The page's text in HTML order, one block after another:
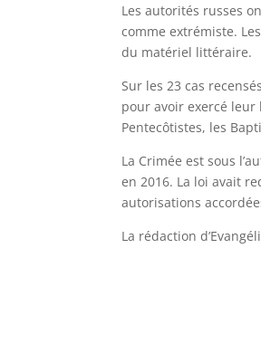
Les autorités russes
comme extrémiste.
du matériel littéraire.
Sur les 23 cas
pour avoir exercé leur
Pentecôtistes, les
La Crimée est sous
en 2016. La loi avait
autorisations
La rédaction